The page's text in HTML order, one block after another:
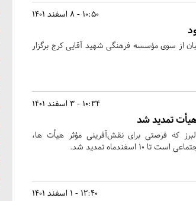
10:50 - 8 اسفند 1401
از سوی مؤسسه فرهنگی شهید آقایی کرج برگزار
10:34 - 3 اسفند 1401
تمدید شد
که فرصتی برای نقش‌آفرینی مؤثر هیأت ها،
تمدید شد.
12:40 - 1 اسفند 1401